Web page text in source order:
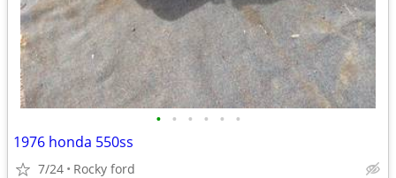
• • • • • •
1976 honda 550ss
7/24 Rocky ford